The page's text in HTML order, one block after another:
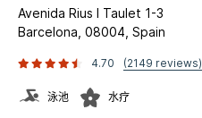
Avenida Rius I Taulet 1-3
Barcelona, 08004, Spain
4.70 (2149 reviews)
泳池 水疗